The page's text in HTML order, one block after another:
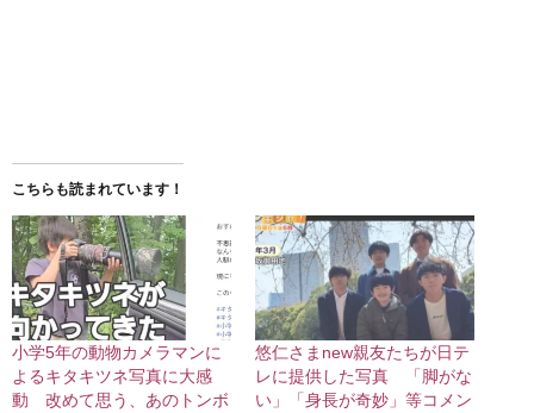
こちらも読まれています！
小学5年の動物カメラマンに
よるキタキツネ写真に大感
動 改めて思う、あのトンボ
悠仁さまnew親友たちが日テ
レに提供した写真 「脚がな
い」「身長が奇妙」等コメン